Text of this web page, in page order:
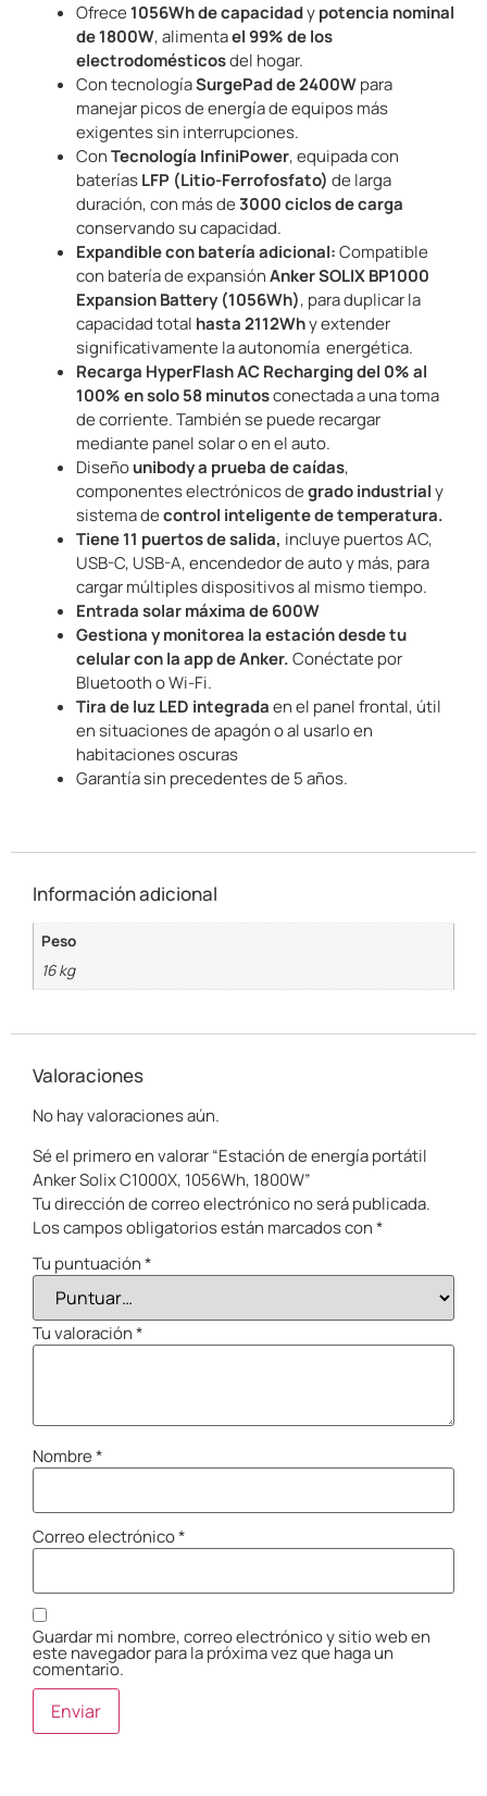
Ofrece 1056Wh de capacidadypotencia nominal
de 1800W, alimentael 99% de los
electrodomésticosdel hogar.
Con tecnologíaSurgePad de 2400Wpara
manejar picos de energía de equipos más
exigentes sin interrupciones.
ConTecnología InfiniPower, equipada con
bateríasLFP (Litio-Ferrofosfato) de larga
duración, con más de3000 ciclos de carga
conservando su capacidad.
Expandible con batería adicional:Compatible
con batería de expansiónAnker SOLIX BP1000
Expansion Battery (1056Wh), para duplicar la
capacidad total hasta 2112Why extender
significativamente la autonomía energética.
Recarga HyperFlash AC Recharging del 0% al
100% en solo 58 minutosconectada a una toma
de corriente. También se puede recargar
mediante panel solar o en el auto.
Diseñounibody a prueba de caídas,
componentes electrónicos degrado industrialy
sistema decontrol inteligente de temperatura.
Tiene 11 puertos de salida, incluye puertos AC,
USB-C, USB-A, encendedor de auto y más, para
cargar múltiples dispositivos al mismo tiempo.
Entrada solar máxima de 600W
Gestiona y monitorea la estación desde tu
celular con la app de Anker.Conéctate por
Bluetooth o Wi-Fi.
Tira de luz LED integradaen el panel frontal, útil
en situaciones de apagón o al usarlo en
habitaciones oscuras
Garantía sin precedentes de 5 años.
Información adicional
Peso
16 kg
Valoraciones
No hay valoraciones aún.
Sé el primero en valorar “Estación de energía portátil
Anker Solix C1000X, 1056Wh, 1800W”
Tu dirección de correo electrónico no será publicada.
Los campos obligatorios están marcados con*
Tu puntuación*
Tu valoración*
Nombre*
Correo electrónico*
Guardar mi nombre, correo electrónico y sitio web en
este navegador para la próxima vez que haga un
comentario.